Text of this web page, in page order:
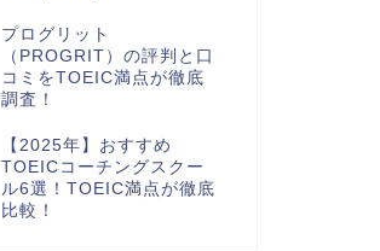
プログリット
（PROGRIT）の評判と口
コミをTOEIC満点が徹底
調査！
【2025年】おすすめ
TOEICコーチングスクー
ル6選！TOEIC満点が徹底
比較！